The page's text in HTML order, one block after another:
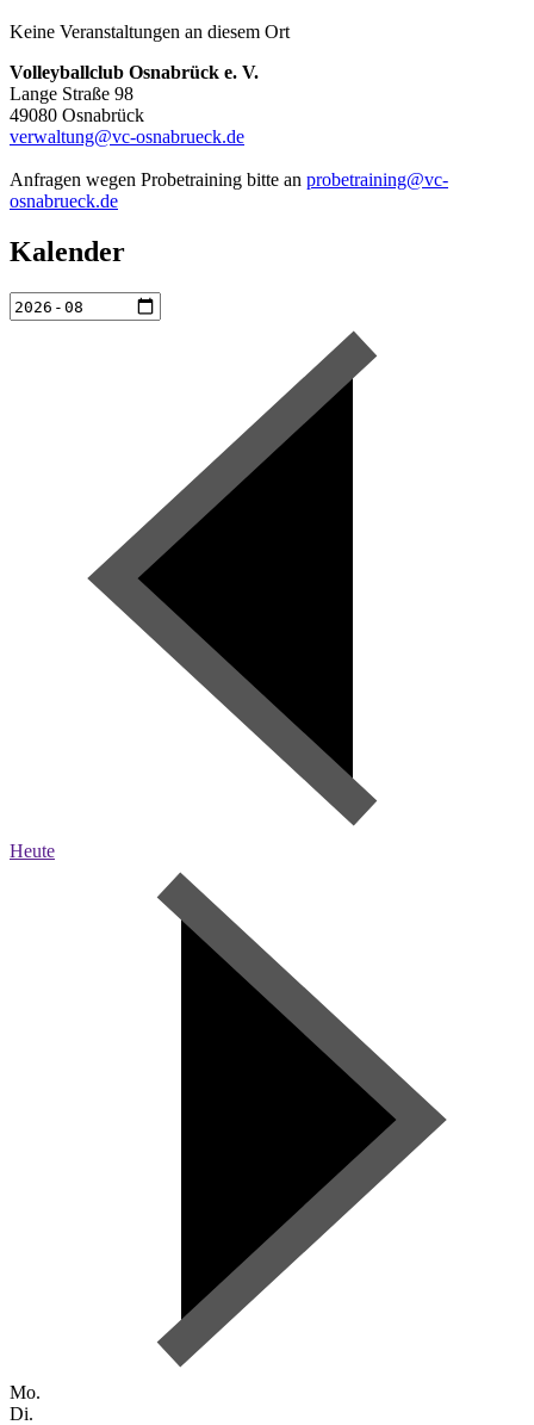
Keine Veranstaltungen an diesem Ort
Volleyballclub Osnabrück e. V.
Lange Straße 98
49080 Osnabrück
verwaltung@vc-osnabrueck.de
Anfragen wegen Probetraining bitte an probetraining@vc-
osnabrueck.de
Kalender
Heute
Mo.
Di.